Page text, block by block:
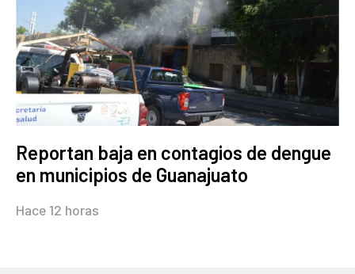
Reportan baja en contagios de dengue
en municipios de Guanajuato
Hace 12 horas